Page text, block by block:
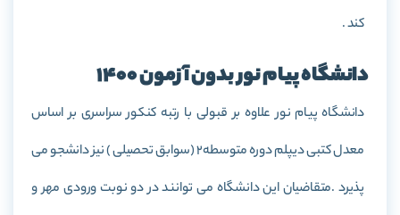
کند .
دانشگاه پیام نور بدون آزمون 1400
دانشگاه پیام نور علاوه بر قبولی با رتبه کنکور سراسری بر اساس
معدل کتبی دیپلم دوره متوسطه2 (سوابق تحصیلی ) نیز دانشجو می
پذیرد .متقاضیان این دانشگاه می توانند در دو نوبت ورودی مهر و